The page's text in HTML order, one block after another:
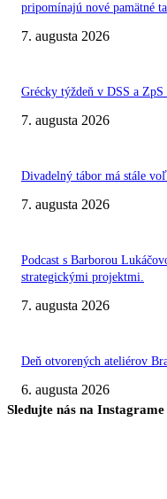
pripomínajú nové pamätné
7. augusta 2026
Grécky týždeň v DSS a
7. augusta 2026
Divadelný tábor má stále
7. augusta 2026
Podcast s Barborou
strategickými projektmi.
7. augusta 2026
Deň otvorených ateliérov
6. augusta 2026
Sledujte nás na Instagrame